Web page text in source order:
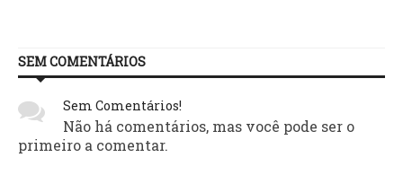
SEM COMENTÁRIOS
Sem Comentários!
Não há comentários, mas você pode ser o
primeiro a comentar.